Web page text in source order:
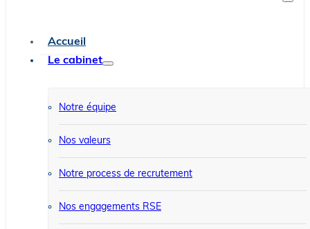
Accueil
Le cabinet
Notre équipe
Nos valeurs
Notre process de recrutement
Nos engagements RSE